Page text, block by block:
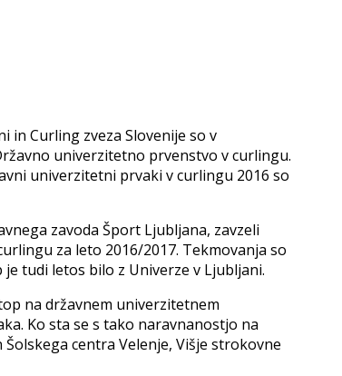
in Curling zveza Slovenije so v
univerzitetno prvenstvo v curlingu.
univerzitetni prvaki v curlingu 2016 so
zavoda Šport Ljubljana, zavzeli
za leto 2016/2017. Tekmovanja so
tudi letos bilo z Univerze v Ljubljani.
na državnem univerzitetnem
Ko sta se s tako naravnanostjo na
centra Velenje, Višje strokovne